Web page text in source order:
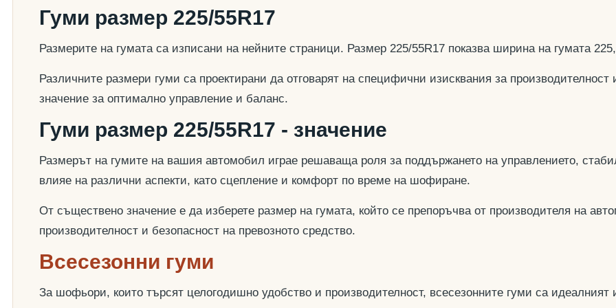
Гуми размер 225/55R17
Размерите на гумата са изписани на нейните страници. Размер 225/55R17 показва ширина на гумата
Различните размери гуми са проектирани да отговарят на специфични изисквания за
значение за оптимално управление и баланс.
Гуми размер 225/55R17 - значение
Размерът на гумите на вашия автомобил играе решаваща роля за поддържането на управлението,
влияе на различни аспекти, като сцепление и комфорт по време на шофиране.
От съществено значение е да изберете размер на гумата, който се препоръчва от производителя на
производителност и безопасност на превозното средство.
Всесезонни гуми
За шофьори, които търсят целогодишно удобство и производителност, всесезонните гуми са идеалният